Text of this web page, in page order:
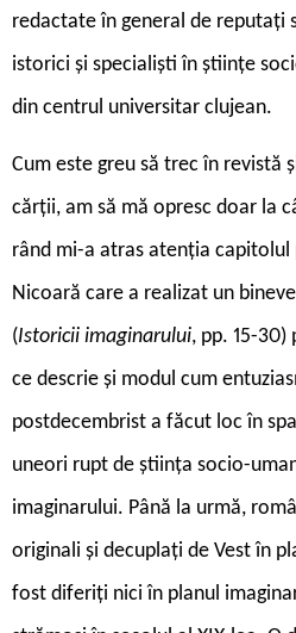
redactate în general de reputați
istorici și specialiști în științe
din centrul universitar clujean.
Cum este greu să trec în revistă
cărții, am să mă opresc doar la
rând mi-a atras atenția
Nicoară care a realizat un
(Istoricii imaginarului, pp. 15-
ce descrie și modul cum
postdecembrist a făcut loc în
uneori rupt de știința socio-
imaginarului. Până la urmă,
originali și decuplați de Vest în
fost diferiți nici în planul